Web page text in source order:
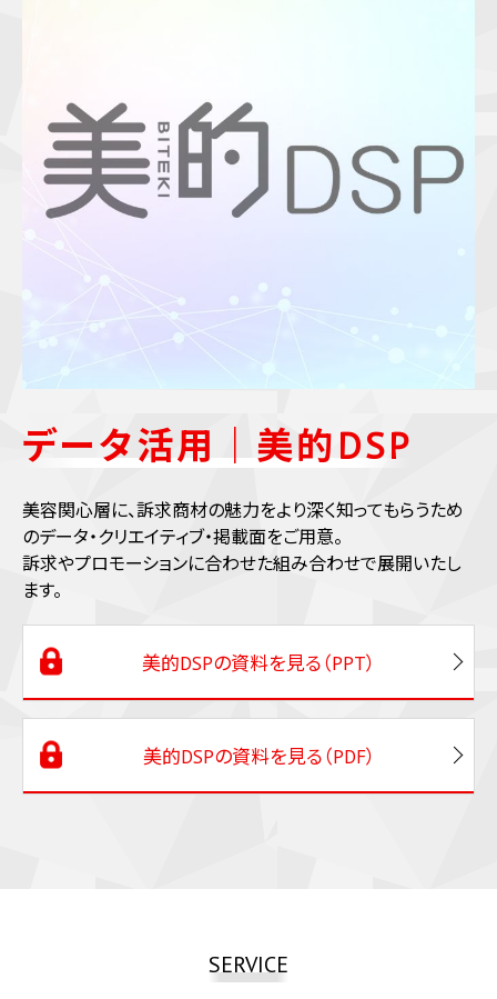
データ活用｜美的DSP
美容関心層に、訴求商材の魅力をより深く知ってもらうため
のデータ・クリエイティブ・掲載面をご用意。
訴求やプロモーションに合わせた組み合わせで展開いたし
ます。
美的DSPの資料を見る（PPT）
美的DSPの資料を見る（PDF）
SERVICE